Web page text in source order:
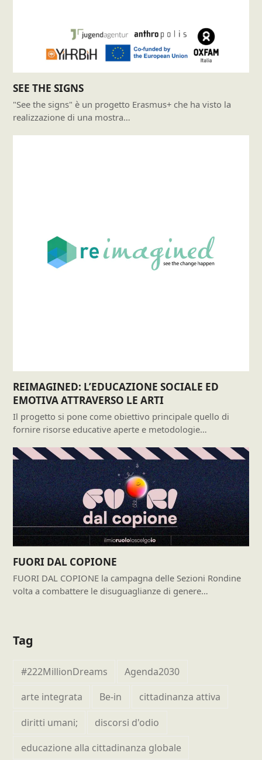
SEE THE SIGNS
"See the signs" è un progetto Erasmus+ che ha visto la
realizzazione di una mostra…
REIMAGINED: L’EDUCAZIONE SOCIALE ED
EMOTIVA ATTRAVERSO LE ARTI
Il progetto si pone come obiettivo principale quello di
fornire risorse educative aperte e metodologie…
FUORI DAL COPIONE
FUORI DAL COPIONE la campagna delle Sezioni Rondine
volta a combattere le disuguaglianze di genere…
Tag
#222MillionDreams
Agenda2030
arte integrata
Be-in
cittadinanza attiva
diritti umani;
discorsi d'odio
educazione alla cittadinanza globale